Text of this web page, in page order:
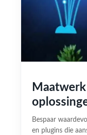
Maatwerk
Bespaar
en plugins die